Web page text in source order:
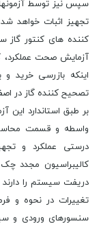
سپس نیز توسط
تجهیز اثبات خواهد
کننده های کنتور گاز
آزمایش صحت عملکرد،
اینکه بازرسی خرید
تصحیح کننده گاز در
بر طبق استاندارد
واسطه و قسمت
درستی عملکرد و
کالیبراسیون مجدد چک
دریفت سیستم را
تغییرات در نحوه و
سنسورهای ورودی و